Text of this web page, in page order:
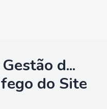
d...
do Site